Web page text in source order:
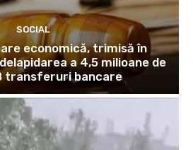
SOCIAL
economică, trimisă în
a 4,5 milioane de
transferuri bancare